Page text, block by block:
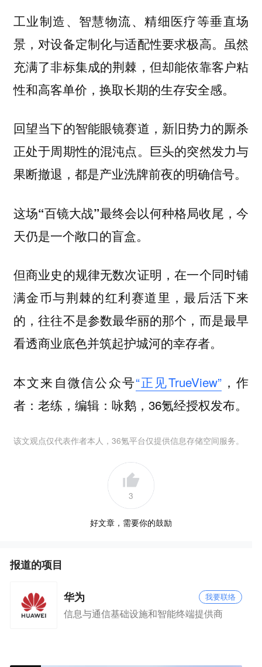
工业制造、智慧物流、精细医疗等垂直场
景，对设备定制化与适配性要求极高。虽然
充满了非标集成的荆棘，但却能依靠客户粘
性和高客单价，换取长期的生存安全感。
回望当下的智能眼镜赛道，新旧势力的厮杀
正处于周期性的混沌点。巨头的突然发力与
果断撤退，都是产业洗牌前夜的明确信号。
这场“百镜大战”最终会以何种格局收尾，今
天仍是一个敞口的盲盒。
但商业史的规律无数次证明，在一个同时铺
满金币与荆棘的红利赛道里，最后活下来
的，往往不是参数最华丽的那个，而是最早
看透商业底色并筑起护城河的幸存者。
本文来自微信公众号“正见TrueView”，作
者：老练，编辑：咏鹅，36氪经授权发布。
该文观点仅代表作者本人，36氪平台仅提供信息存储空间服务。
3
好文章，需要你的鼓励
报道的项目
华为 我要联络
信息与通信基础设施和智能终端提供商